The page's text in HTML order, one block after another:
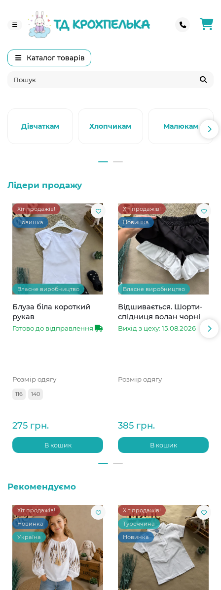
Каталог товарів
Дівчаткам Хлопчикам Малюкам
Лідери продажу
Хіт продажів!
Новинка
Власне виробництво
Блуза біла короткий
рукав
Готово до відправлення
Розмір одягу
116 140
275 грн.
В кошик
Хіт продажів!
Новинка
Власне виробництво
Відшивається. Шорти-
спідниця волан чорні
Вихід з цеху: 15.08.2026
Розмір одягу
385 грн.
В кошик
Рекомендуємо
Хіт продажів!
Новинка
Україна
Хіт продажів!
Туреччина
Новинка